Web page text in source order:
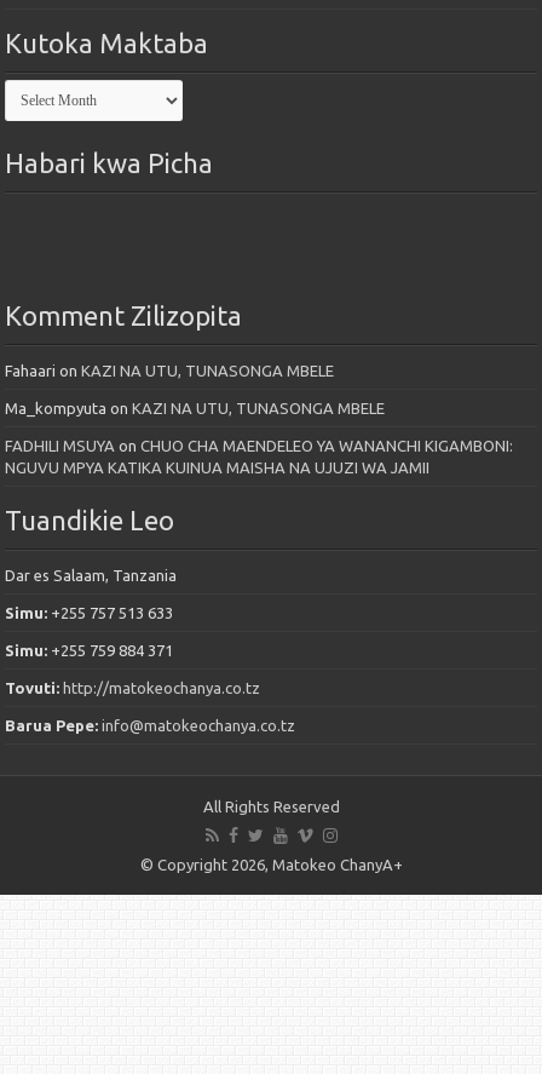
Kutoka Maktaba
Kutoka
Maktaba
Habari kwa Picha
Komment Zilizopita
Fahaari onKAZI NA UTU, TUNASONGA MBELE
Ma_kompyuta onKAZI NA UTU, TUNASONGA MBELE
FADHILI MSUYA onCHUO CHA MAENDELEO YA WANANCHI KIGAMBONI:
NGUVU MPYA KATIKA KUINUA MAISHA NA UJUZI WA JAMII
Tuandikie Leo
Dar es Salaam, Tanzania
Simu: +255 757 513 633
Simu: +255 759 884 371
Tovuti: http://matokeochanya.co.tz
Barua Pepe:info@matokeochanya.co.tz
All Rights Reserved
© Copyright 2026, Matokeo ChanyA+